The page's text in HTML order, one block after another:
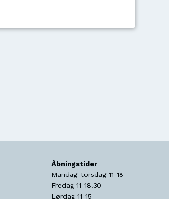
Åbningstider
Mandag-torsdag 11-18
Fredag 11-18.30
Lørdag 11-15